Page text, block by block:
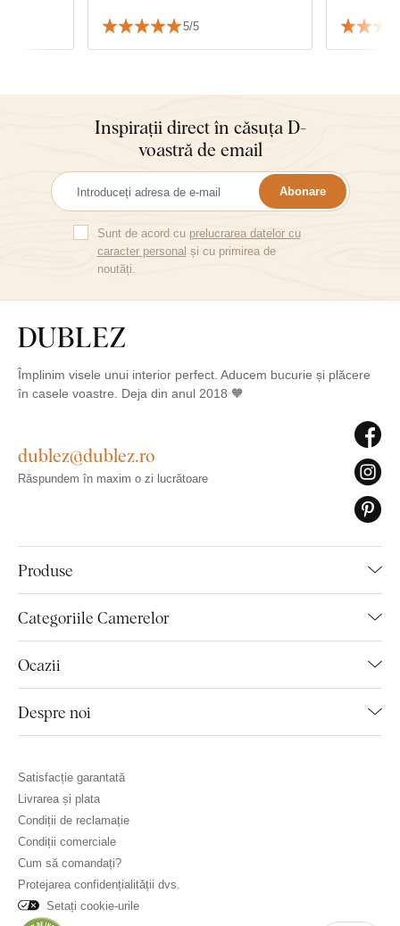
5/5
Inspirații direct în căsuța D-
voastră de email
Abonare
Sunt de acord cu prelucrarea datelor cu
caracter personal și cu primirea de
noutăți.
Împlinim visele unui interior perfect. Aducem bucurie și plăcere
în casele voastre. Deja din anul 2018 🧡
Produse
Categoriile Camerelor
Ocazii
Despre noi
dublez@dublez.ro
Răspundem în maxim o zi lucrătoare
Satisfacție garantată
Livrarea și plata
Condiții de reclamație
Condiții comerciale
Cum să comandați?
Protejarea confidențialității dvs.
Setați cookie-urile